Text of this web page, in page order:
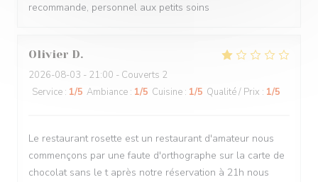
recommande, personnel aux petits soins
Olivier D
2026-08-03 - 21:00 - Couverts 2
Service : 1/5 Ambiance : 1/5 Cuisine : 1/5 Qualité / Prix : 1/5
Le restaurant rosette est un restaurant d'amateur nous
commençons par une faute d'orthographe sur la carte de
chocolat sans le t après notre réservation à 21h nous